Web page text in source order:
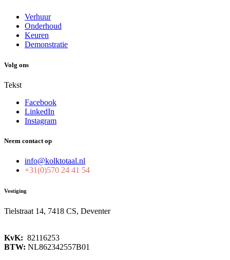
Verhuur
Onderhoud
Keuren
Demonstratie
Volg ons
Tekst
Facebook
LinkedIn
Instagram
Neem contact op
info@kolktotaal.nl
+31(0)570 24 41 54
Vestiging
Tielstraat 14, 7418 CS, Deventer
KvK: 82116253
BTW: NL862342557B01